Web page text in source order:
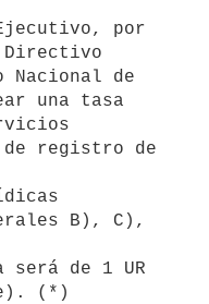
Directivo
de
una tasa
de registro de
B), C),
de 1 UR
(*)